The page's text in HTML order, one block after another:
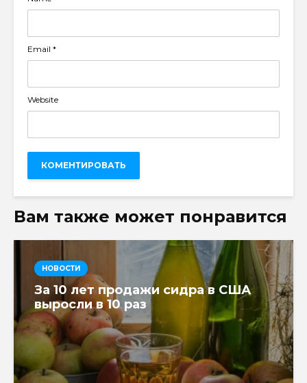
Email *
Website
Вам также может понравится
НОВОСТИ
За 10 лет продажи сидра в США
выросли в 10 раз